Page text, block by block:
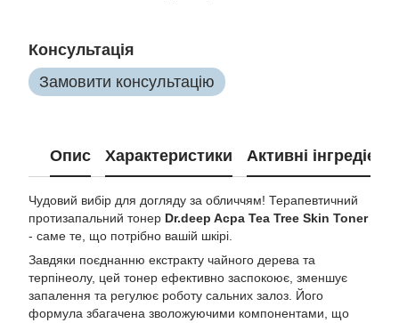
Консультація
Замовити консультацію
Опис Характеристики Активні
Чудовий вибір для догляду за обличчям! Терапевтичний
протизапальний тонер Dr.deep Acpa Tea Tree Skin Toner
- саме те, що потрібно вашій шкірі.
Завдяки поєднанню екстракту чайного дерева та
терпінеолу, цей тонер ефективно заспокоює, зменшує
запалення та регулює роботу сальних залоз. Його
формула збагачена зволожуючими компонентами, що